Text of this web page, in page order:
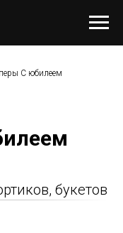
С юбилеем
букетов